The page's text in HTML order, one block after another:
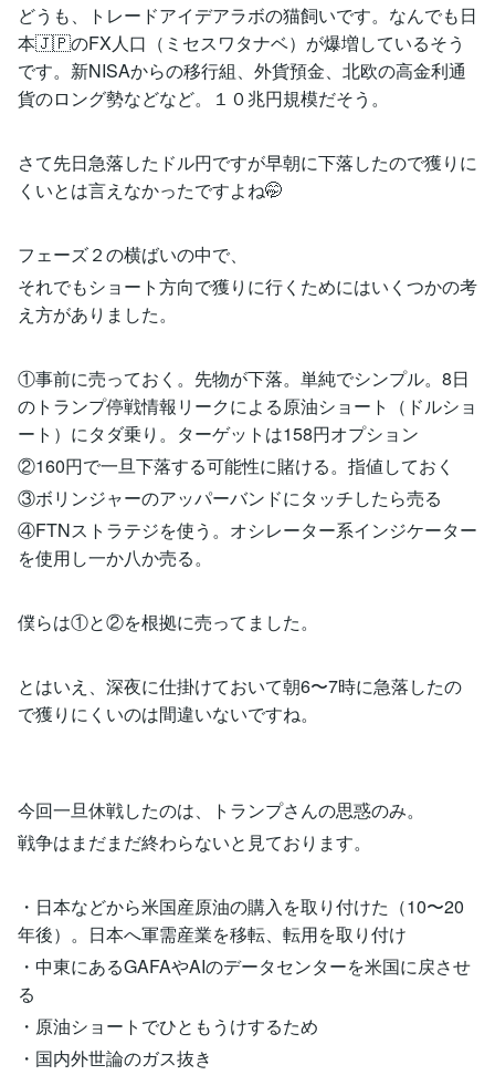
どうも、トレードアイデアラボの猫飼いです。なんでも日
本🇯🇵のFX人口（ミセスワタナベ）が爆増しているそう
です。新NISAからの移行組、外貨預金、北欧の高金利通
貨のロング勢などなど。１０兆円規模だそう。
さて先日急落したドル円ですが早朝に下落したので獲りに
くいとは言えなかったですよね🤭
フェーズ２の横ばいの中で、
それでもショート方向で獲りに行くためにはいくつかの考
え方がありました。
①事前に売っておく。先物が下落。単純でシンプル。8日
のトランプ停戦情報リークによる原油ショート（ドルショ
ート）にタダ乗り。ターゲットは158円オプション
②160円で一旦下落する可能性に賭ける。指値しておく
③ボリンジャーのアッパーバンドにタッチしたら売る
④FTNストラテジを使う。オシレーター系インジケーター
を使用し一か八か売る。
僕らは①と②を根拠に売ってました。
とはいえ、深夜に仕掛けておいて朝6〜7時に急落したの
で獲りにくいのは間違いないですね。
今回一旦休戦したのは、トランプさんの思惑のみ。
戦争はまだまだ終わらないと見ております。
・日本などから米国産原油の購入を取り付けた（10〜20
年後）。日本へ軍需産業を移転、転用を取り付け
・中東にあるGAFAやAIのデータセンターを米国に戻させ
る
・原油ショートでひともうけするため
・国内外世論のガス抜き